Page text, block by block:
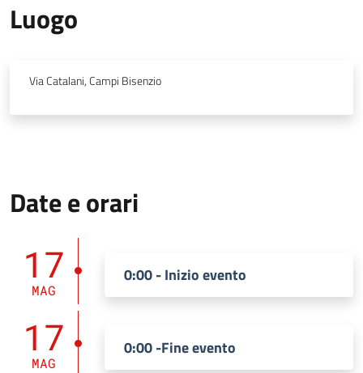
Luogo
Via Catalani, Campi Bisenzio
Date e orari
17
MAG
0:00 - Inizio evento
17
MAG
0:00 -Fine evento